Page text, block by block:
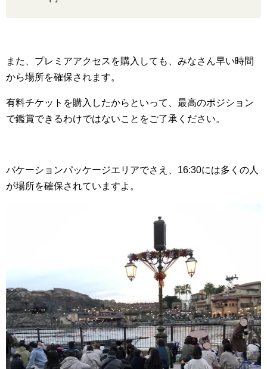
また、プレミアアクセスを購入しても、みなさん早い時間
から場所を確保されます。
有料チケットを購入したからといって、最高のポジション
で鑑賞できるわけではないことをご了承ください。
バケーションパッケージエリアでさえ、16:30には多くの人
が場所を確保されていますよ。